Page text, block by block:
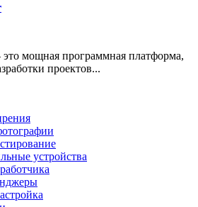
это мощная программная платформа,
проектов...
устройства